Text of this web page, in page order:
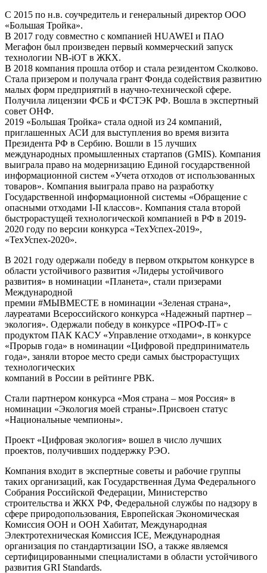
С 2015 по н.в. соучредитель и генеральный директор ООО
«Большая Тройка».
В 2017 году совместно с компанией HUAWEI и ПАО
Мегафон был произведен первый коммерческий запуск
технологии NB-iOT в ЖКХ.
В 2018 компания прошла отбор и стала резидентом Сколково.
Стала призером и получала грант Фонда содействия развитию
малых форм предприятий в научно-технической сфере.
Получила лицензии ФСБ и ФСТЭК РФ. Вошла в экспертный
совет ОНФ.
2019 «Большая Тройка» стала одной из 24 компаний,
приглашенных АСИ для выступления во время визита
Президента РФ в Сербию. Вошли в 15 лучших
международных промышленных стартапов (GMIS). Компания
выиграла право на модернизацию Единой государственной
информационной систем «Учета отходов от использованных
товаров». Компания выиграла право на разработку
Государственной информационной системы «Обращение с
опасными отходами I-II классов». Компания стала второй
быстрорастущей технологической компанией в РФ в 2019-
2020 году по версии конкурса «ТехУспех-2019»,
«ТехУспех-2020».
В 2021 году одержали победу в первом открытом конкурсе в
области устойчивого развития «Лидеры устойчивого
развития» в номинации «Планета», стали призерами
Международной
премии #МЫВМЕСТЕ в номинации «Зеленая страна»,
лауреатами Всероссийского конкурса «Надежный партнер –
экология». Одержали победу в конкурсе «ПРОФ-IT» с
продуктом ПАК КАСУ «Управление отходами», в конкурсе
«Прорыв года» в номинации «Цифровой предприниматель
года», заняли второе место среди самых быстрорастущих
технологических
компаний в России в рейтинге РВК.
Стали партнером конкурса «Моя страна – моя Россия» в
номинации «Экология моей страны».Присвоен статус
«Национальные чемпионы».
Проект «Цифровая экология» вошел в число лучших
проектов, получивших поддержку РЭО.
Компания входит в экспертные советы и рабочие группы
таких организаций, как Государственная Дума Федерального
Собрания Российской Федерации, Министерство
строительства и ЖКХ РФ, Федеральной службы по надзору в
сфере природопользования, Европейская Экономическая
Комиссия ООН и ООН Хабитат, Международная
Электротехническая Комиссия ICE, Международная
организация по стандартизации ISO, а также являемся
сертифицированными специалистами в области устойчивого
развития GRI Standards.